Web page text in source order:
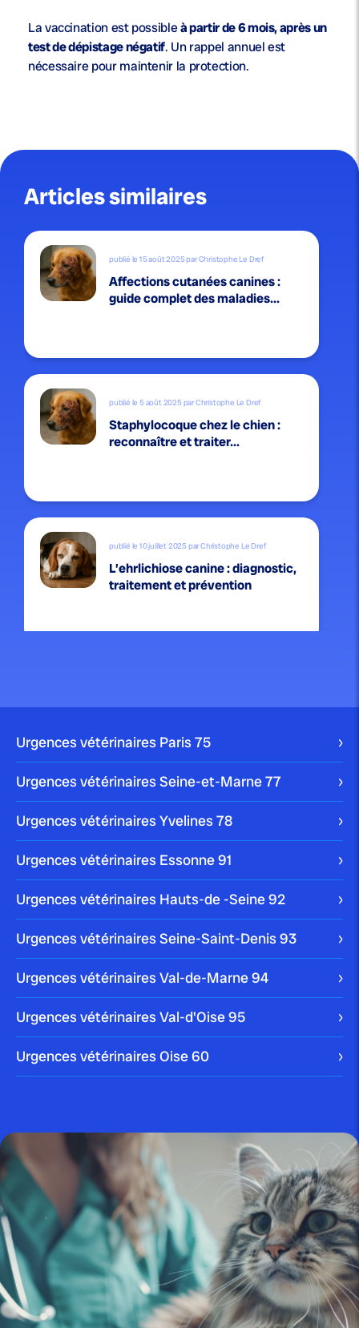
La vaccination est possibleà partir de 6 mois, après un
test de dépistage négatif. Un rappel annuel est
nécessaire pour maintenir la protection.
Articles similaires
publié le 15 août 2025 par Christophe Le Dref
Affections cutanées canines :
guide complet des maladies...
publié le 5 août 2025 par Christophe Le Dref
Staphylocoque chez le chien :
reconnaître et traiter...
publié le 10 juillet 2025 par Christophe Le Dref
L’ehrlichiose canine : diagnostic,
traitement et prévention
La méningite canine : identifier et
Dirofilariose : ce parasite qui
publié le 28 juin 2025 par Christophe Le Dref
Maladies de peau chez le chien :
comprendre...
Maladies des yeux : guide
complet pour préserver...
publié le 14 juin 2025 par Christophe Le Dref
Maladie de Lyme chez le chien :
comprendre...
Urgences vétérinaires Paris75
Urgences vétérinaires Seine-et-Marne77
Urgences vétérinaires Yvelines78
Urgences vétérinaires Essonne91
Urgences vétérinaires Hauts-de -Seine92
Urgences vétérinaires Seine-Saint-Denis93
Urgences vétérinaires Val-de-Marne94
Urgences vétérinaires Val-d'Oise95
Urgences vétérinaires Oise60